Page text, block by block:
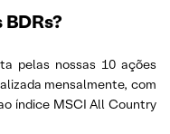
pelas nossas 10 ações
mensalmente, com
índice MSCI All Country